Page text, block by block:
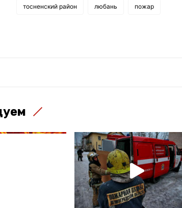
тосненский район любань пожар